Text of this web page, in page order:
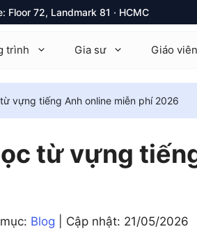
Floor 72, Landmark 81 · HCMC
trình
0478
Physics 9702
Chemistry 9701
Economics 9708
Gia sư Giáo viên
vựng tiếng Anh online miễn phí 2026
từ vựng
Blog | Cập nhật: 21/05/2026